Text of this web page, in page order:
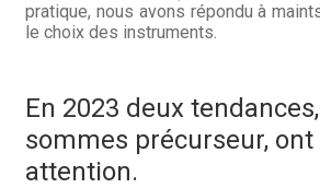
pratique, nous avons répondu à
le choix des instruments.
En 2023 deux
sommes précurseur,
attention.